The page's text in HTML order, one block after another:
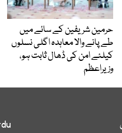
حرمین شریفین کے سائے میں
طے پانے والا معاہدہ اگلی نسلوں
کیلئے امن کی ڈھال ثابت ہو،
وزیراعظم